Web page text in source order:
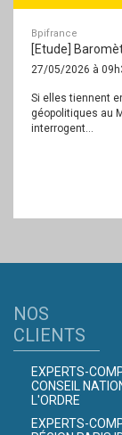
Bpifrance
[Etude]
27/05/2026 à
Si elles tiennent
géopolitiques au
interrogent...
NOS
CLIENTS
EXPERTS-
CONSEIL
L'ORDRE
EXPERTS-